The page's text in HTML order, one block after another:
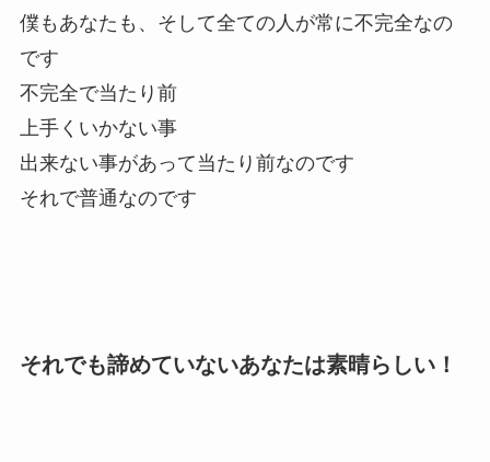
僕もあなたも、そして全ての人が常に不完全なの
です
不完全で当たり前
上手くいかない事
出来ない事があって当たり前なのです
それで普通なのです
それでも諦めていないあなたは素晴らしい！